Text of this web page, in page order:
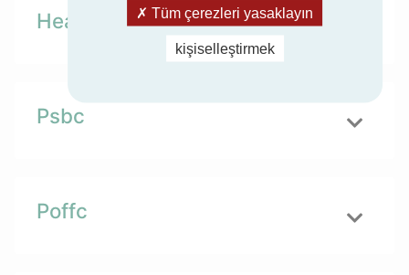
Heating PL Cond F Tbivalent
Psbc
Poffc
Tüm çerezleri yasaklayın
kişiselleştirmek